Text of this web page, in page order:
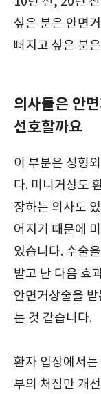
싶은 분은 안면
뻐지고 싶은 분
의사들은 안
선호할까요
이 부분은 성형
다. 미니거상도
장하는 의사도
어지기 때문에
있습니다. 수술
받고 난 다음 효
안면거상술을
는 것 같습니다.
환자 입장에서
부의 처짐만 개